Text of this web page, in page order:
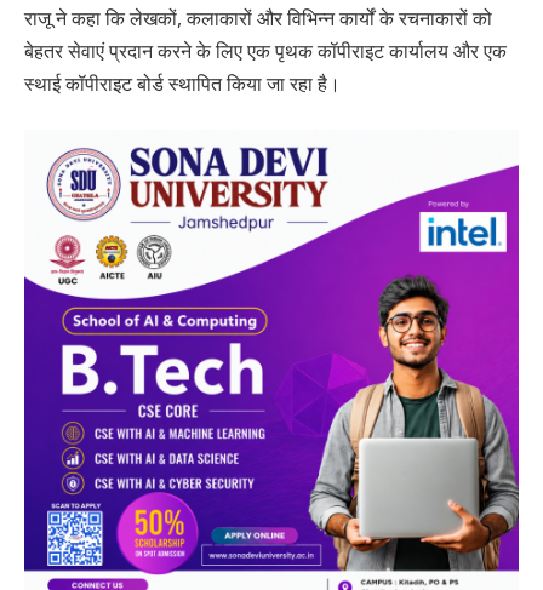
राजू ने कहा कि लेखकों, कलाकारों और विभिन्‍न कार्यों के रचनाकारों को
बेहतर सेवाएं प्रदान करने के लिए एक पृथक कॉपीराइट कार्यालय और एक
स्‍थाई कॉपीराइट बोर्ड स्‍थापित किया जा रहा है।